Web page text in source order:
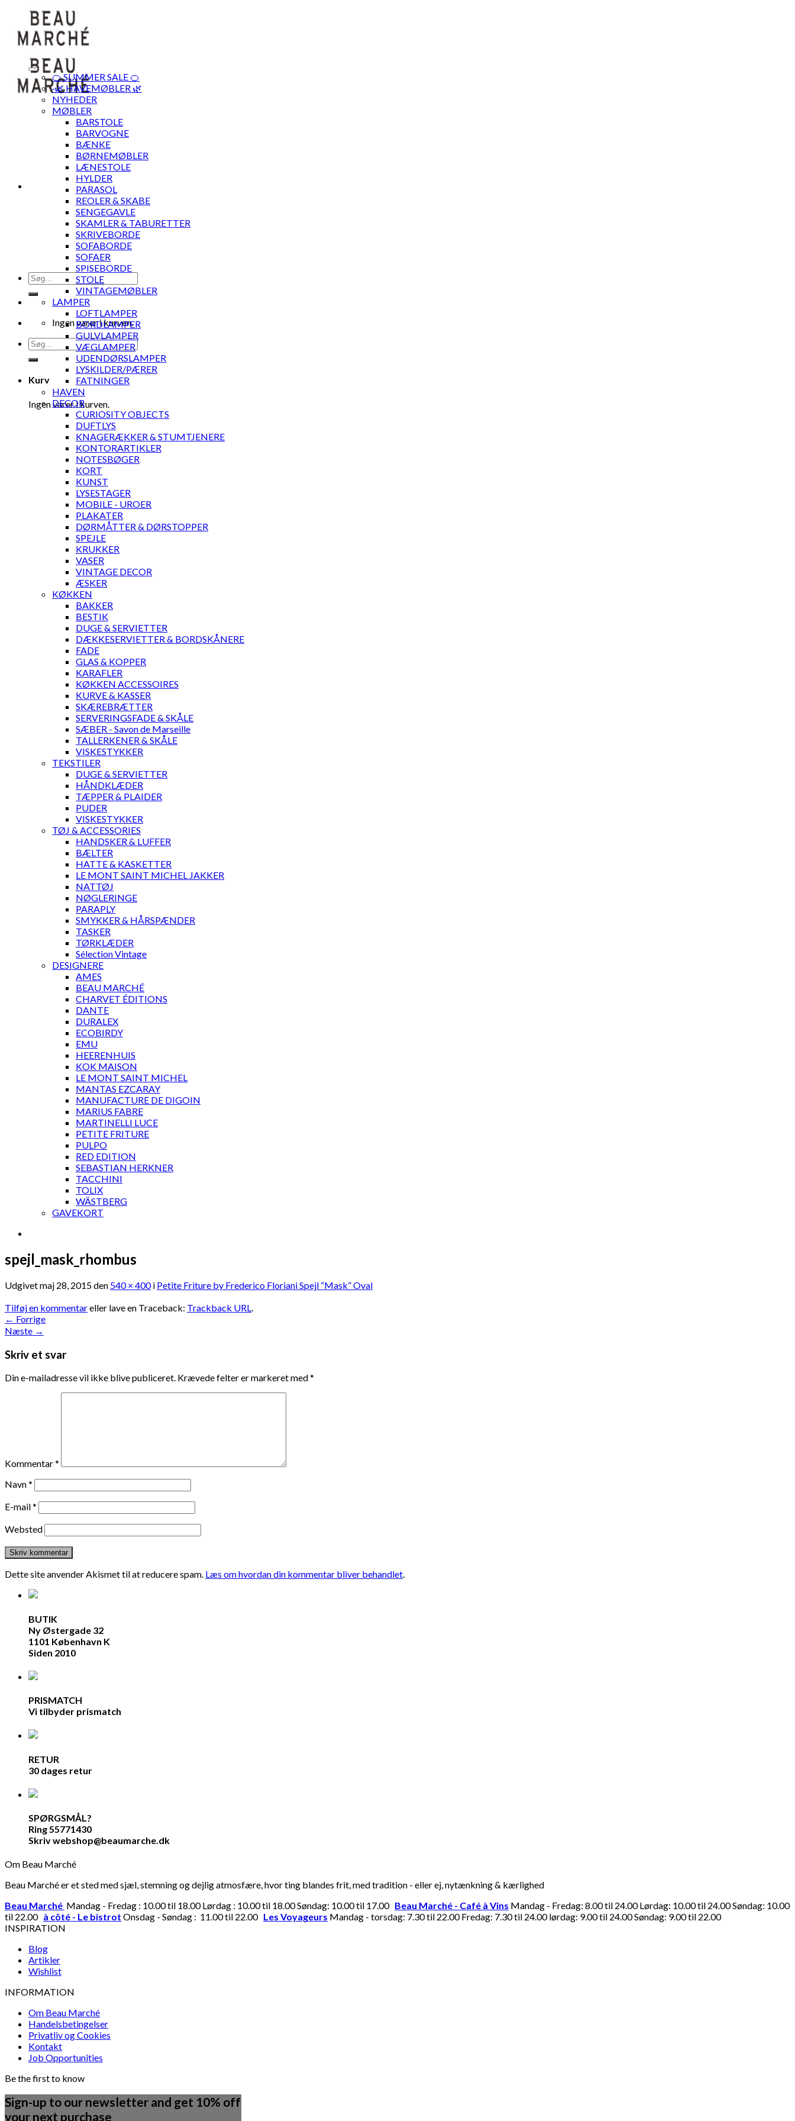
content
Søg
efter:
Ingen varer i kurven.
Søg
efter:
Kurv
Ingen varer i kurven.
🍊 SUMMER SALE 🍊
·🌿 HAVEMØBLER 🌿
NYHEDER
MØBLER
BARSTOLE
BARVOGNE
BÆNKE
BØRNEMØBLER
LÆNESTOLE
HYLDER
PARASOL
REOLER & SKABE
SENGEGAVLE
SKAMLER & TABURETTER
SKRIVEBORDE
SOFABORDE
SOFAER
SPISEBORDE
STOLE
VINTAGEMØBLER
LAMPER
LOFTLAMPER
BORDLAMPER
GULVLAMPER
VÆGLAMPER
UDENDØRSLAMPER
LYSKILDER/PÆRER
FATNINGER
HAVEN
DECOR
CURIOSITY OBJECTS
DUFTLYS
KNAGERÆKKER & STUMTJENERE
KONTORARTIKLER
NOTESBØGER
KORT
KUNST
LYSESTAGER
MOBILE - UROER
PLAKATER
DØRMÅTTER & DØRSTOPPER
SPEJLE
KRUKKER
VASER
VINTAGE DECOR
ÆSKER
KØKKEN
BAKKER
BESTIK
DUGE & SERVIETTER
DÆKKESERVIETTER & BORDSKÅNERE
FADE
GLAS & KOPPER
KARAFLER
KØKKEN ACCESSOIRES
KURVE & KASSER
SKÆREBRÆTTER
SERVERINGSFADE & SKÅLE
SÆBER - Savon de Marseille
TALLERKENER & SKÅLE
VISKESTYKKER
TEKSTILER
DUGE & SERVIETTER
HÅNDKLÆDER
TÆPPER & PLAIDER
PUDER
VISKESTYKKER
TØJ & ACCESSORIES
HANDSKER & LUFFER
BÆLTER
HATTE & KASKETTER
LE MONT SAINT MICHEL JAKKER
NATTØJ
NØGLERINGE
PARAPLY
SMYKKER & HÅRSPÆNDER
TASKER
TØRKLÆDER
Sélection Vintage
DESIGNERE
AMES
BEAU MARCHÉ
CHARVET ÉDITIONS
DANTE
DURALEX
ECOBIRDY
EMU
HEERENHUIS
KOK MAISON
LE MONT SAINT MICHEL
MANTAS EZCARAY
MANUFACTURE DE DIGOIN
MARIUS FABRE
MARTINELLI LUCE
PETITE FRITURE
PULPO
RED EDITION
SEBASTIAN HERKNER
TACCHINI
TOLIX
WÄSTBERG
GAVEKORT
spejl_mask_rhombus
Udgivetmaj 28, 2015den 540 × 400i Petite Friture by Frederico Floriani Spejl “Mask” Oval
Tilføj en kommentareller lave en Traceback: Trackback URL.
← Forrige
Næste →
Skriv et svar
Din e-mailadresse vil ikke blive publiceret. Krævede felter er markeret med*
Kommentar*
Navn*
E-mail*
Websted
Dette site anvender Akismet til at reducere spam. Læs om hvordan din kommentar bliver behandlet.
BUTIK
Ny Østergade 32
1101 København K
Siden 2010
PRISMATCH
Vi tilbyder prismatch
RETUR
30 dages retur
SPØRGSMÅL?
Ring 55771430
Skriv webshop@beaumarche.dk
Om Beau Marché
Beau Marché er et sted med sjæl, stemning og dejlig atmosfære, hvor ting blandes frit, med tradition - eller ej, nytænkning & kærlighed
Beau Marché Mandag - Fredag : 10.00 til 18.00 Lørdag : 10.00 til 18.00 Søndag: 10.00 til 17.00 Beau Marché - Café à Vins Mandag - Fredag: 8.00 til 24.00 Lørdag: 10.00 til 24.00 Søndag: 10.00
til 22.00 à côté - Le bistrot Onsdag - Søndag : 11.00 til 22.00 Les Voyageurs Mandag - torsdag: 7.30 til 22.00 Fredag: 7.30 til 24.00 lørdag: 9.00 til 24.00 Søndag: 9.00 til 22.00
INSPIRATION
Blog
Artikler
Wishlist
INFORMATION
Om Beau Marché
Handelsbetingelser
Privatliv og Cookies
Kontakt
Job Opportunities
Be the first to know
Sign-up to our newsletter and get 10% off
your next purchase